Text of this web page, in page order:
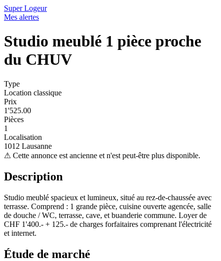
Super Logeur
Mes alertes
Studio meublé 1 pièce proche
du CHUV
Type
Location classique
Prix
1'525.00
Pièces
1
Localisation
1012 Lausanne
⚠ Cette annonce est ancienne et n'est peut-être plus disponible.
Description
Studio meublé spacieux et lumineux, situé au rez-de-chaussée avec
terrasse. Comprend : 1 grande pièce, cuisine ouverte agencée, salle
de douche / WC, terrasse, cave, et buanderie commune. Loyer de
CHF 1'400.- + 125.- de charges forfaitaires comprenant l'électricité
et internet.
Étude de marché